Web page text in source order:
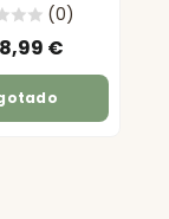
(0)
€